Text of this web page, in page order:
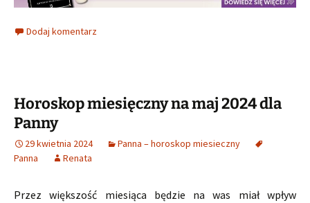
Dodaj komentarz
Horoskop miesięczny na maj 2024 dla
Panny
29 kwietnia 2024
Panna – horoskop miesieczny
Panna
Renata
Przez większość miesiąca będzie na was miał wpływ